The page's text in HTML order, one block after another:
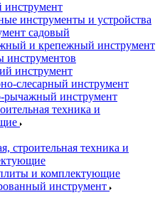
инструмент
инструменты и устройства
садовый
и крепежный инструмент
инструментов
инструмент
слесарный инструмент
рычажный инструмент
техника и
строительная техника и
и комплектующие
инструмент